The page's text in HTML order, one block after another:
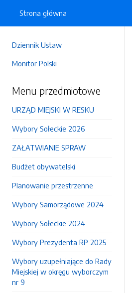
Dziennik Ustaw
Monitor Polski
Menu przedmiotowe
URZĄD MIEJSKI W RESKU
Wybory Sołeckie 2026
ZAŁATWIANIE SPRAW
Budżet obywatelski
Planowanie przestrzenne
Wybory Samorządowe 2024
Wybory Sołeckie 2024
Wybory Prezydenta RP 2025
Wybory uzupełniające do Rady
Miejskiej w okręgu wyborczym
nr 9
Strona główna